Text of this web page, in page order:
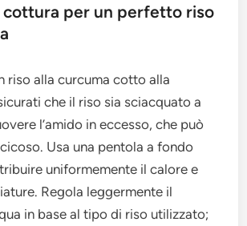
cottura per un perfetto riso
riso alla curcuma cotto alla
che il riso sia sciacquato a
l’amido in eccesso, che può
Usa una pentola a fondo
uniformemente il calore e
Regola leggermente il
in base al tipo di riso utilizzato;